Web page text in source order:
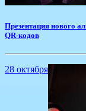
Презентация нового
QR-кодов
28 октября